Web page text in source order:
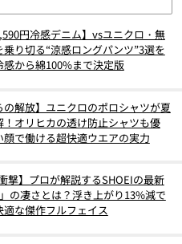
円冷感デニム】vsユニクロ・無
り切る“涼感ロングパンツ”3選を
から綿100%まで決定版
の解放】ユニクロのポロシャツが夏
！オリヒカの透け防止シャツも優
で働ける超快適ウエアの実力
撃】プロが解説するSHOEIの最新
の凄さとは？浮き上がり13%減で
な傑作フルフェイス